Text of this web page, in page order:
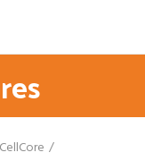
CellCore